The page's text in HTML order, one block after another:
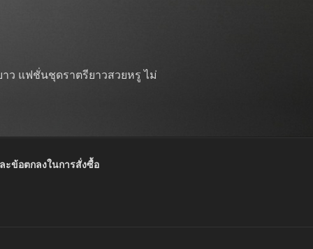
ว แฟชั่นชุดราตรียาวสวยหรู ไม่
ะข้อตกลงในการสั่งซื้อ